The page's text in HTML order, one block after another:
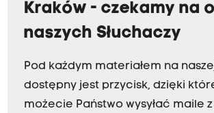
Kraków - czekamy na
naszych Słuchaczy
Pod każdym materiałem na
dostępny jest przycisk, dzięki
możecie Państwo wysyłać maile